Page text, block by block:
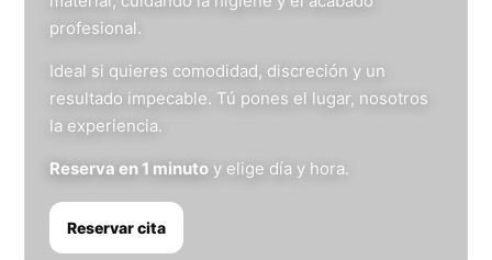
profesional.
Ideal si quieres comodidad, discreción y un
resultado impecable. Tú pones el lugar, nosotros
la experiencia.
Reserva en 1 minuto y elige día y hora.
Reservar cita